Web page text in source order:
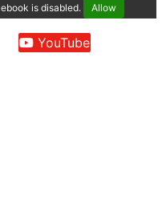
is disabled. Allow
YouTube